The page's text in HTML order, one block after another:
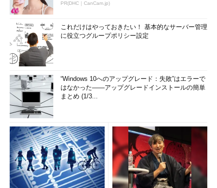
PR(DHC｜CanCam.jp)
これだけはやっておきたい！ 基本的なサーバー管理
に役立つグループポリシー設定
“Windows 10へのアップグレード：失敗”はエラーで
はなかった――アップグレードインストールの簡単
まとめ (1/3...